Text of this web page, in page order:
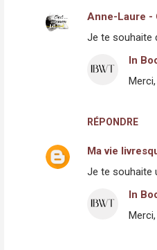
C
a
Anne-Laure -
Je te souhaite
RÉPONDRE
In
Ma vie
Je te souhaite
In